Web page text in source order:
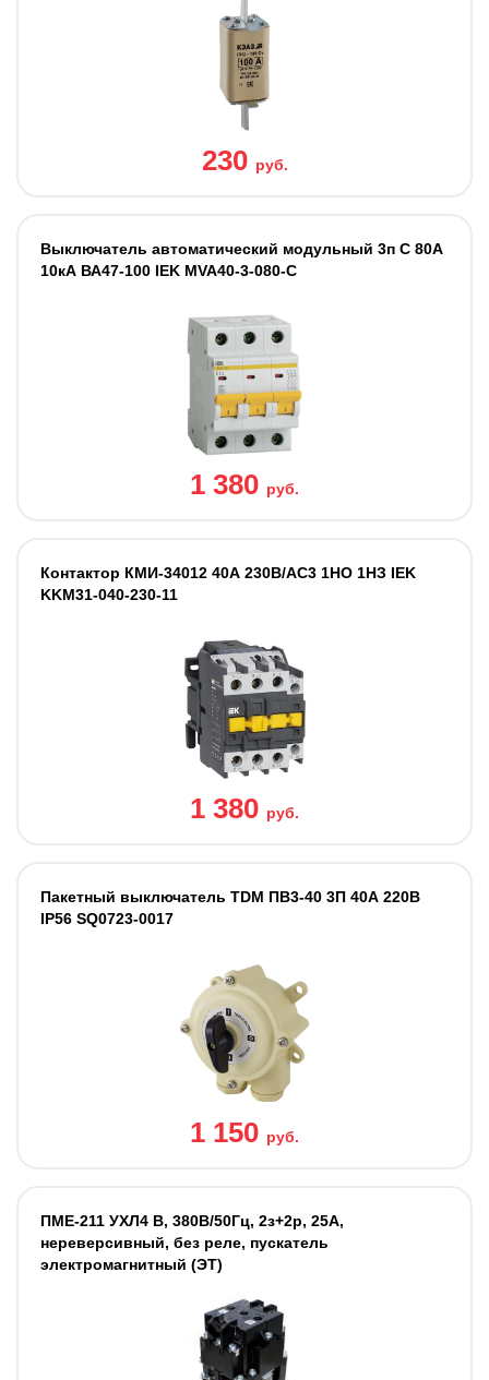
230 руб.
Выключатель автоматический модульный 3п C 80А
10кА ВА47-100 IEK MVA40-3-080-C
1 380 руб.
Контактор КМИ-34012 40А 230В/АС3 1НО 1НЗ IEK
KKM31-040-230-11
1 380 руб.
Пакетный выключатель TDM ПВ3-40 3П 40А 220В
IP56 SQ0723-0017
1 150 руб.
ПМЕ-211 УХЛ4 В, 380В/50Гц, 2з+2р, 25А,
нереверсивный, без реле, пускатель
электромагнитный (ЭТ)